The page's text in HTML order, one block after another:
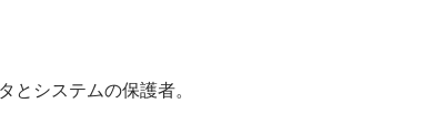
とシステムの保護者。